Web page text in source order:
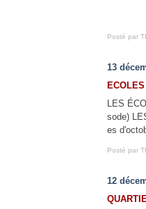
Posté par
13
LES
sode)
es
Posté par
12